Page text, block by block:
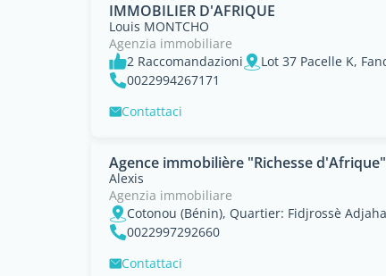
IMMOBILIER D'AFRIQUE
Louis MONTCHO
Agenzia immobiliare
2 Raccomandazioni
0022994267171
Contattaci
Agence immobilière "Richesse d'Afrique"
Alexis
Agenzia immobiliare
0022997292660
Contattaci